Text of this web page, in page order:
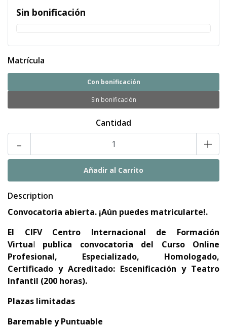
Sin bonificación
Matrícula
Con bonificación
Sin bonificación
Cantidad
- +
Description
Convocatoria abierta. ¡Aún puedes matricularte!.
El
CIFV Centro Internacional de Formación
Virtual publica convocatoria del
Curso Online
Profesional, Especializado, Homologado,
Certificado y Acreditado: Escenificación y Teatro
Infantil (200 horas).
Plazas limitadas
Baremable y Puntuable